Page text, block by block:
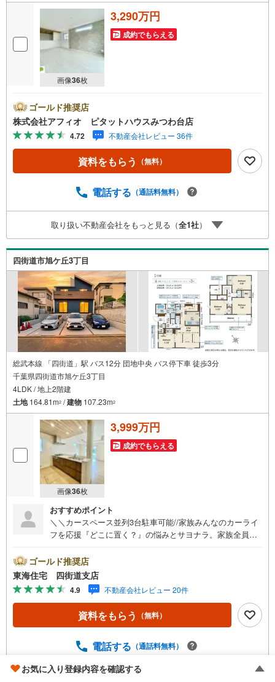
画像36枚
3,290万円
成約でもらえる
ゴールド推奨店
株式会社アフィオ ピタットハウスみつわ台店
4.72 不動産会社レビュー 36件
資料をもらう （無料）
電話する （通話料無料）
取り扱い不動産会社をもっと見る（全1社）
四街道市旭ケ丘3丁目
総武本線 「四街道」駅 バス12分 団地中央 バス停下車 徒歩3分
千葉県四街道市旭ケ丘3丁目
4LDK / 地上2階建
土地164.81m2 /建物 107.23m2
画像36枚
3,999万円
成約でもらえる
おすすめポイント
＼＼カースペース並列3台駐車可能//家族みんなのカーライ
フを応援『どこに置く？』の悩みとサヨナラ。家族全員が
なリビング【営業時間】9:30-18:30この時間帯はお電話で
のお問い合わせのほうがスムーズにご対応できます！お気
軽にご連絡ください！《東海住宅四街道支店の特徴》●地域
密着！どうぞ安心してお任せください！お客様の夢やご希
望をおきかせください。豊富な地元情報と経験豊かな専門
スタッフが、責任をもって全力でお客様の「住まい」探し
の確認などお気軽にお問い合わせください。○キッズスペー
ずは資料だけ…というお問い合わせも大歓迎です。お気軽
ゴールド推奨店
東海住宅 四街道支店
4.9 不動産会社レビュー 20件
資料をもらう （無料）
電話する （通話料無料）
お気に入り登録内容を確認する